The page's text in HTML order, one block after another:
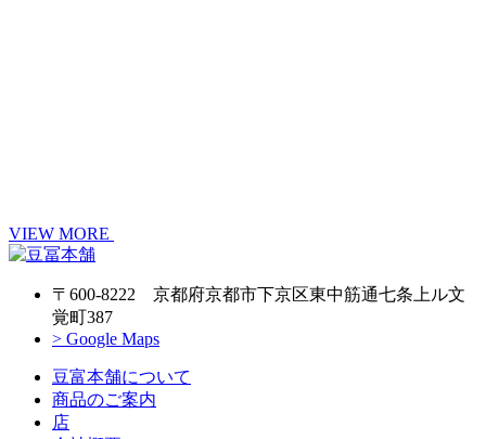
VIEW MORE
〒600-8222 京都府京都市下京区東中筋通七条上ル文
覚町387
> Google Maps
豆富本舗について
商品のご案内
店